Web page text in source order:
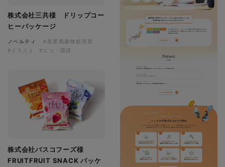
株式会社三共様 ドリップコー
ヒーパッケージ
ノベルティ
#産業廃棄物処理業
#イラスト
#エコ・環境
株式会社バスコフーズ様
FRUITFRUIT SNACK パッケ